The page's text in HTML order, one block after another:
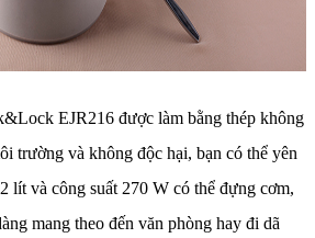
EJR216 được làm bằng thép không
trường và không độc hại, bạn có thể yên
lít và công suất 270 W có thể đựng cơm,
mang theo đến văn phòng hay đi dã